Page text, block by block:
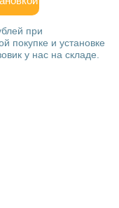
при
покупке и установке
у нас на складе.